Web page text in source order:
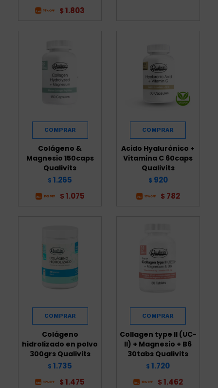
$ 1.803
Colágeno &
Magnesio 150caps
Qualivits
$ 1.265
$ 1.075
Acido Hyalurónico +
Vitamina C 60caps
Qualivits
$ 920
$ 782
Colágeno
hidrolizado en polvo
300grs Qualivits
$ 1.735
$ 1.475
Collagen type II (UC-
II) + Magnesio + B6
30tabs Qualivits
$ 1.720
$ 1.462